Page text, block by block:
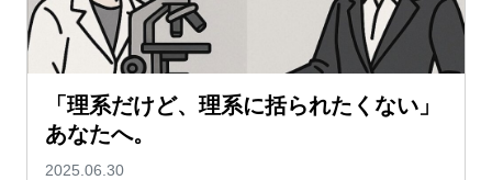
「理系だけど、理系に括られたくない」
あなたへ。
2025.06.30